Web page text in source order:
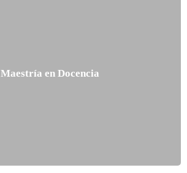
Maestría en Docencia